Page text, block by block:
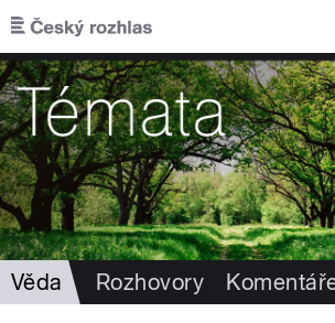
Přejít k hlavnímu obsahu
Věda Rozhovory